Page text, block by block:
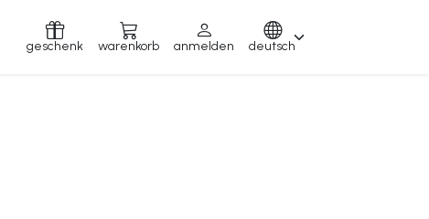
geschenk warenkorb anmelden deutsch